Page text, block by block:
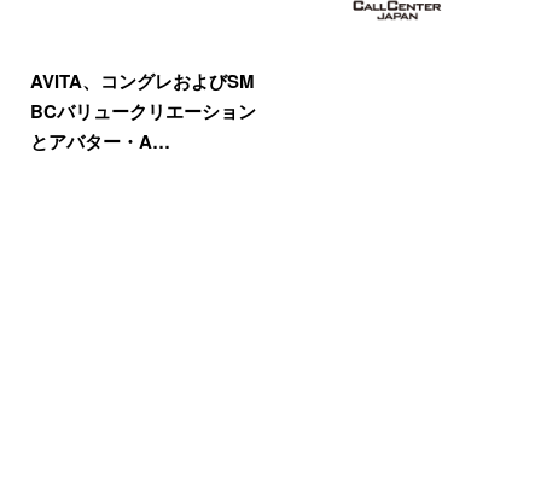
AVITA、コングレおよびSM
BCバリュークリエーション
とアバター・A…